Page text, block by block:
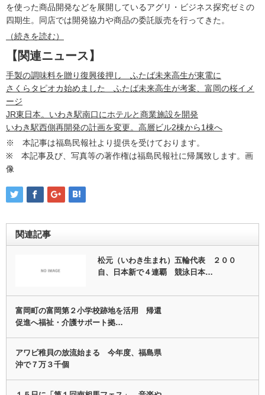
を使った商品開発などを展開しているアグリ・ビジネス探究ゼミの
四期生。同店では開発協力や商品の委託販売を行ってきた。
（続きを読む）
【関連ニュース】
手製の調味料を贈り復興後押し ふたば未来高生が東電に
さくらタピオカ始めました ふたば未来高生が考案、富岡の桜イメ
ージ
JR東日本。いわき駅南口にホテルと商業施設を開発
いわき駅西側再開発の計画を変更。高層ビル2棟から1棟へ
※ 本記事は福島民報社より提供を受けております。
※ 本記事及び、写真等の著作権は福島民報社に帰属致します。画
像
関連記事
松元（いわき生まれ）五輪代表 ２００
自、日本新で４連覇 競泳日本…
富岡町の富岡第２小学校跡地を活用 帰還
促進へ福祉・介護サポート拠…
アワビ稚貝の放流始まる 今年度、福島県
沖で７万３千個